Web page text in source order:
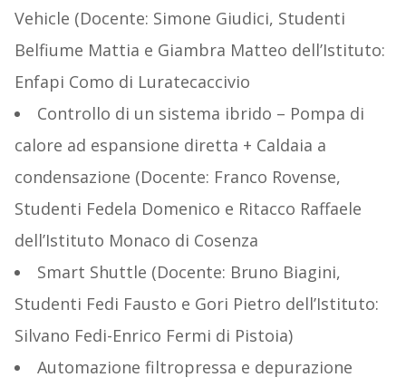
Vehicle (Docente: Simone Giudici, Studenti
Belfiume Mattia e Giambra Matteo dell’Istituto:
Enfapi Como di Luratecaccivio
Controllo di un sistema ibrido – Pompa di
calore ad espansione diretta + Caldaia a
condensazione (Docente: Franco Rovense,
Studenti Fedela Domenico e Ritacco Raffaele
dell’Istituto Monaco di Cosenza
Smart Shuttle (Docente: Bruno Biagini,
Studenti Fedi Fausto e Gori Pietro dell’Istituto:
Silvano Fedi-Enrico Fermi di Pistoia)
Automazione filtropressa e depurazione